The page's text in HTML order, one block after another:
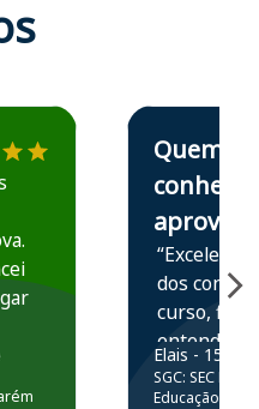
Concursos emEstudante Elais
Quem
conhece,
aprova
“Excelente
dos
curso,
entender e
prática
resolução
Elais - 15/07/
SGC: SEC BA
Educação